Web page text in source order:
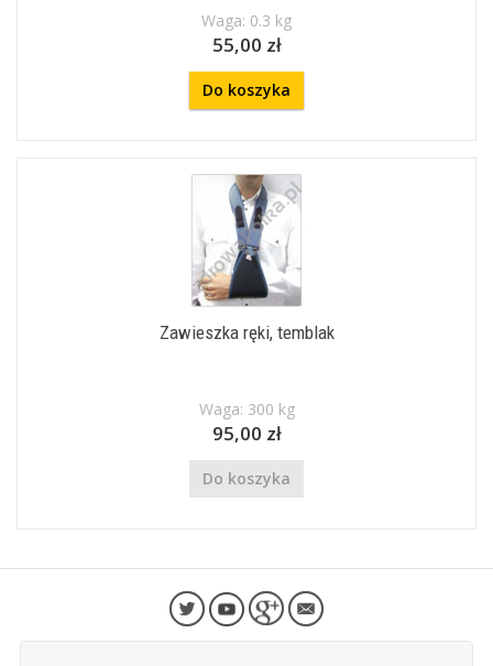
Waga: 0.3 kg
55,00 zł
Do koszyka
Zawieszka ręki, temblak
Waga: 300 kg
95,00 zł
Do koszyka